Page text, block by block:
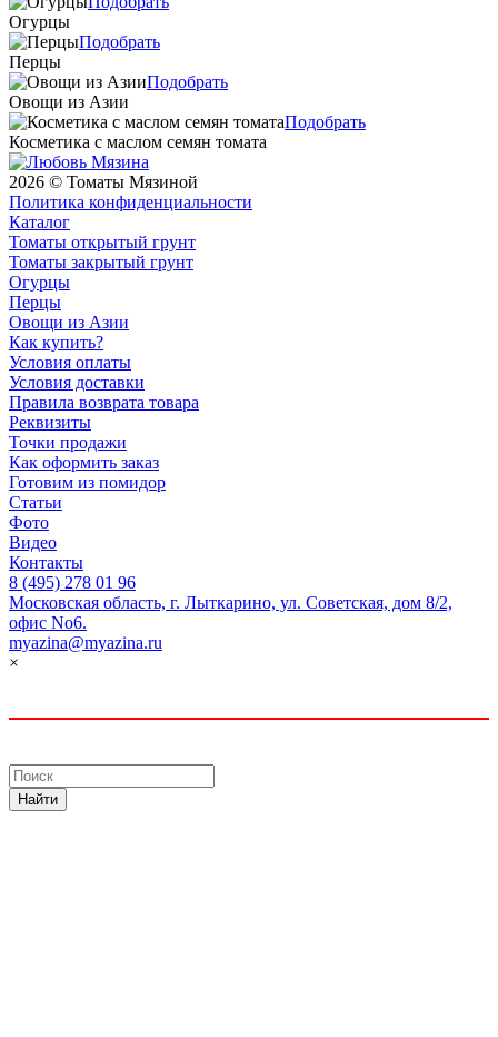
Огурцы
Перцы
Подобрать
Овощи из Азии
Подобрать
Косметика с маслом семян томата
Подобрать
2026 © Томаты Мязиной
Политика конфиденциальности
Каталог
Томаты открытый грунт
Томаты закрытый грунт
Огурцы
Перцы
Овощи из Азии
Как купить?
Условия оплаты
Условия доставки
Правила возврата товара
Реквизиты
Точки продажи
Как оформить заказ
Готовим из помидор
Статьи
Фото
Видео
Контакты
8 (495) 278 01 96
Московская область, г. Лыткарино, ул. Советская, дом 8/2,
офис No6.
myazina@myazina.ru
×
Найти